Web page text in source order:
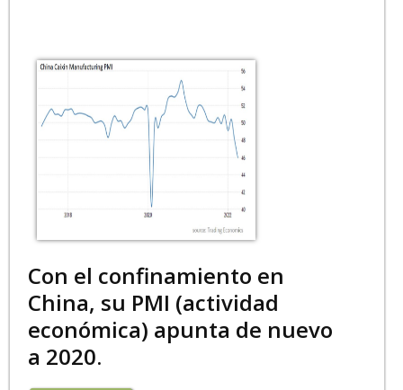
Con el confinamiento en
China, su PMI (actividad
económica) apunta de nuevo
a 2020.